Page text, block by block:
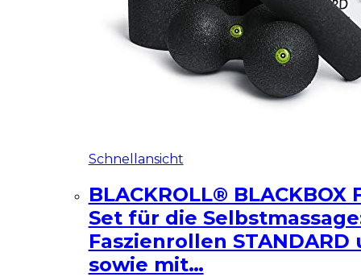
Schnellansicht
BLACKROLL® BLACKBOX
Set für die
Faszienrollen STANDARD
sowie mit…